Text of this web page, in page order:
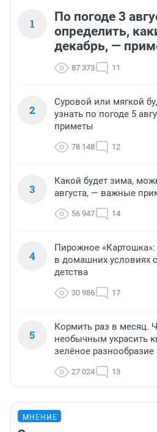
1
По погоде 3
определить,
декабрь, —
87 373 11
2
Суровой или мягкой
узнать по погоде 5
приметы
78 148 12
3
Какой будет зима,
августа, — важные
56 947 14
4
Пирожное
в домашних условиях
детства
30 986 17
5
Кормить раз в месяц.
необычным украсить
зелёное
27 024 13
МНЕНИЕ